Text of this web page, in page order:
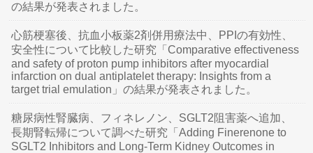
の結果が発表されました。
心筋梗塞後、抗血小板薬2剤併用療法中、PPIの有効性、
安全性について比較した研究「Comparative effectiveness
and safety of proton pump inhibitors after myocardial
infarction on dual antiplatelet therapy: Insights from a
target trial emulation」の結果が発表されました。
糖尿病性腎臓病、フィネレノン、SGLT2阻害薬へ追加、
長期腎転帰について調べた研究「Adding Finerenone to
SGLT2 Inhibitors and Long-Term Kidney Outcomes in